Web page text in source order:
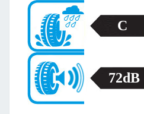
C
72dB